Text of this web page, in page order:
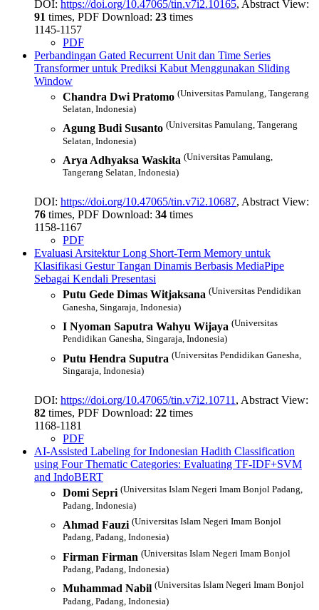
DOI: https://doi.org/10.47065/tin.v7i2.10165, Abstract View:
91 times, PDF Download: 23 times
1145-1157
PDF
Perbandingan Gated Recurrent Unit dan Time Series
Transformer untuk Prediksi Kabut Menggunakan Sliding
Window
Chandra Dwi Pratomo (Universitas Pamulang, Tangerang
Selatan, Indonesia)
Agung Budi Susanto (Universitas Pamulang, Tangerang
Selatan, Indonesia)
Arya Adhyaksa Waskita (Universitas Pamulang,
Tangerang Selatan, Indonesia)
DOI: https://doi.org/10.47065/tin.v7i2.10687, Abstract View:
76 times, PDF Download: 34 times
1158-1167
PDF
Evaluasi Arsitektur Long Short-Term Memory untuk
Klasifikasi Gestur Tangan Dinamis Berbasis MediaPipe
Sebagai Kendali Presentasi
Putu Gede Dimas Witjaksana (Universitas Pendidikan
Ganesha, Singaraja, Indonesia)
I Nyoman Saputra Wahyu Wijaya (Universitas
Pendidikan Ganesha, Singaraja, Indonesia)
Putu Hendra Suputra (Universitas Pendidikan Ganesha,
Singaraja, Indonesia)
DOI: https://doi.org/10.47065/tin.v7i2.10711, Abstract View:
82 times, PDF Download: 22 times
1168-1181
PDF
AI-Assisted Labeling for Indonesian Hadith Classification
using Four Thematic Categories: Evaluating TF-IDF+SVM
and IndoBERT
Domi Sepri (Universitas Islam Negeri Imam Bonjol Padang,
Padang, Indonesia)
Ahmad Fauzi (Universitas Islam Negeri Imam Bonjol
Padang, Padang, Indonesia)
Firman Firman (Universitas Islam Negeri Imam Bonjol
Padang, Padang, Indonesia)
Muhammad Nabil (Universitas Islam Negeri Imam Bonjol
Padang, Padang, Indonesia)